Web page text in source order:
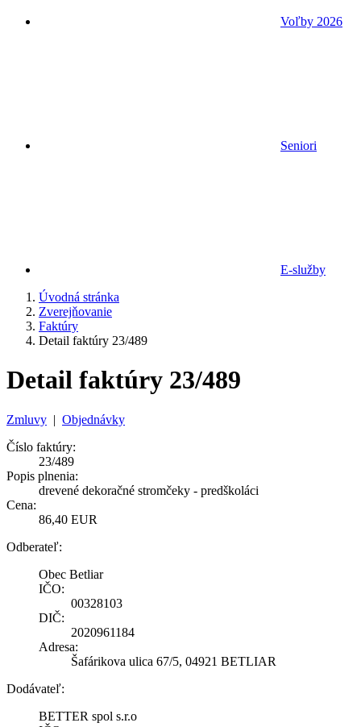
Voľby 2026
Seniori
E-služby
Úvodná stránka
Zverejňovanie
Faktúry
Detail faktúry 23/489
Detail faktúry 23/489
Zmluvy | Objednávky
Číslo faktúry:
23/489
Popis plnenia:
drevené dekoračné stromčeky - predškoláci
Cena:
86,40 EUR
Odberateľ:
Obec Betliar
IČO:
00328103
DIČ:
2020961184
Adresa:
Šafárikova ulica 67/5, 04921 BETLIAR
Dodávateľ:
BETTER spol s.r.o